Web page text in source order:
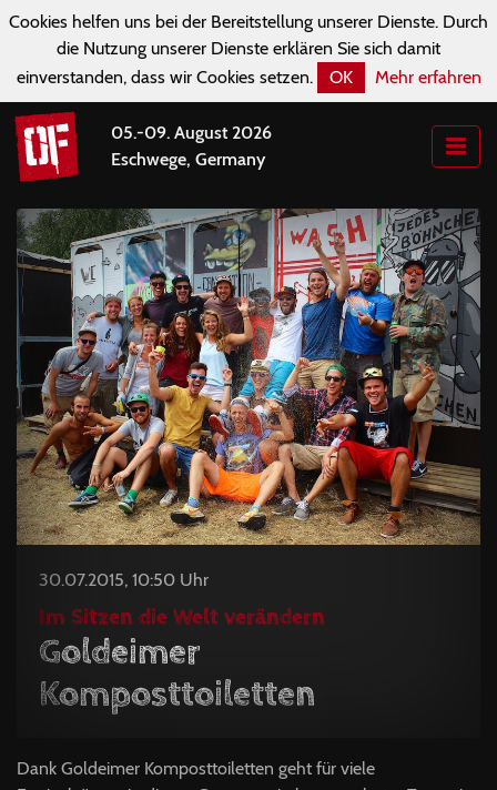
Cookies helfen uns bei der Bereitstellung unserer Dienste. Durch
die Nutzung unserer Dienste erklären Sie sich damit
einverstanden, dass wir Cookies setzen.
OK Mehr erfahren
05.-09. August 2026
Eschwege, Germany
30.07.2015, 10:50 Uhr
Im Sitzen die Welt verändern
Goldeimer
Komposttoiletten
Dank Goldeimer Komposttoiletten geht für viele